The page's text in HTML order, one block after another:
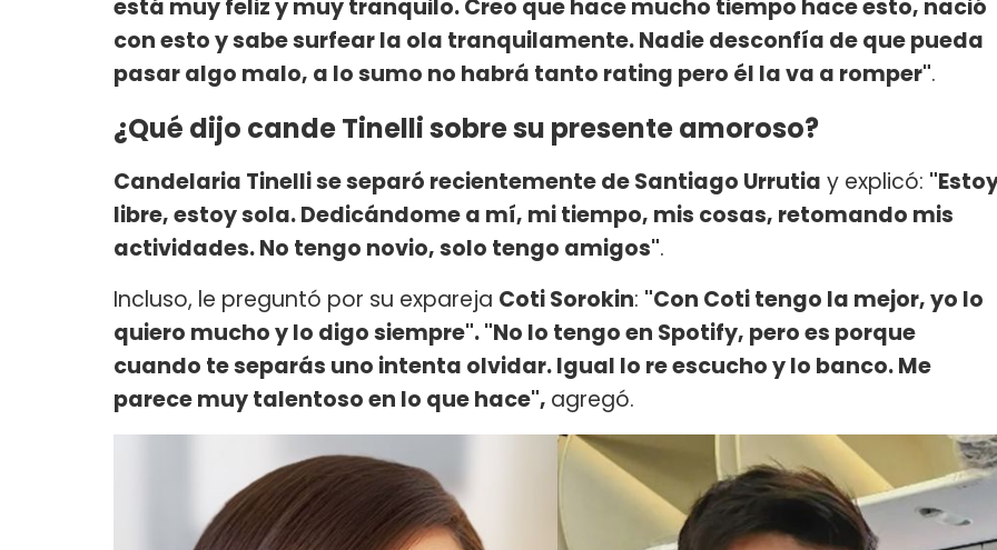
está muy feliz y muy tranquilo. Creo que hace mucho tiempo hace esto, nació
con esto y sabe surfear la ola tranquilamente. Nadie desconfía de que pueda
pasar algo malo, a lo sumo no habrá tanto rating pero él la va a romper".
¿Qué dijo cande Tinelli sobre su presente amoroso?
Candelaria Tinelli se separó recientemente de Santiago Urrutia y explicó:
libre, estoy sola. Dedicándome a mí, mi tiempo, mis cosas, retomando mis
actividades. No tengo novio, solo tengo amigos".
Incluso, le preguntó por su expareja Coti Sorokin: "Con Coti tengo la mejor, yo lo
quiero mucho y lo digo siempre". "No lo tengo en Spotify, pero es porque
cuando te separás uno intenta olvidar. Igual lo re escucho y lo banco. Me
parece muy talentoso en lo que hace", agregó.